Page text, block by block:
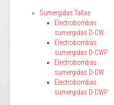
Sumergidas Tallas
Electrobombas
sumergidas D-CW
Electrobombas
sumergidas D-CWP
Electrobombas
sumergidas D-DW
Electrobombas
sumergidas D-DWP